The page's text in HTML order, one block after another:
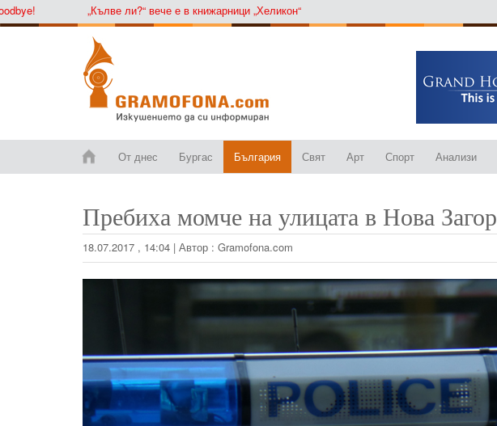
„Кълве ли?“ вече е в книжарници „Хеликон“
От днес Бургас България Свят Арт Спорт Анализи
Пребиха момче на улицата в Нова
18.07.2017 , 14:04 | Автор : Gramofona.com